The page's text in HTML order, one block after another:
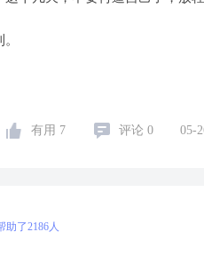
有用 7 评论 0 05-
助了2186人